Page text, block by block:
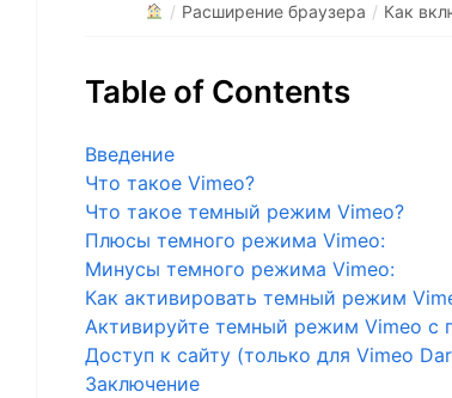
/ Расширение браузера / Как
Table of Contents
Введение
Что такое Vimeo?
Что такое темный режим Vimeo?
Плюсы темного режима Vimeo:
Минусы темного режима Vimeo:
Как активировать темный режим
Активируйте темный режим Vimeo с
Доступ к сайту (только для Vimeo
Заключение